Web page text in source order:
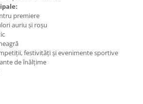
premiere
auriu și roșu
festivități și evenimente sportive
de înălțime